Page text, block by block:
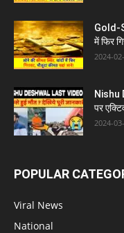
Gold-
में फिर
2024-
Nishu
पर
2024-
POPULAR
Viral News
National